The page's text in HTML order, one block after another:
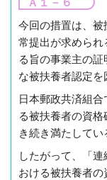
Ａ１－６
今回の措置は、被
常提出が求めら
る旨の事業主の
な被扶養者認定を
日本郵政共済組
る被扶養者の資
き続き満たしてい
したがって、「
おける被扶養者